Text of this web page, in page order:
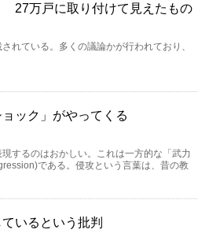
27万戸に取り付けて見えたもの
れている。多くの議論かが行われており、
ック」がやってくる
するのはおかしい。これは一方的な「武力
である。侵攻という言葉は、昔の教
いるという批判